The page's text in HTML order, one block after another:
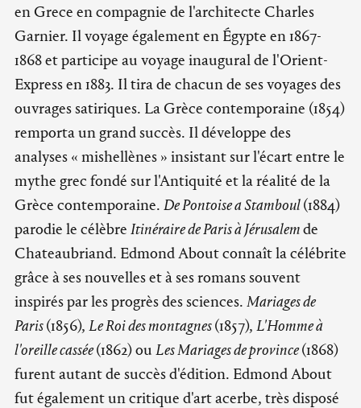
en Grece en compagnie de l'architecte Charles
Garnier. Il voyage également en Égypte en 1867-
1868 et participe au voyage inaugural de l'Orient-
Express en 1883. Il tira de chacun de ses voyages des
ouvrages satiriques. La Grèce contemporaine (1854)
remporta un grand succès. Il développe des
analyses « mishellènes » insistant sur l'écart entre le
mythe grec fondé sur l'Antiquité et la réalité de la
Grèce contemporaine. De Pontoise a Stamboul(1884)
parodie le célèbre Itinéraire de Paris à Jérusalemde
Chateaubriand. Edmond About connaît la célébrite
grâce à ses nouvelles et à ses romans souvent
inspirés par les progrès des sciences. Mariages de
Paris(1856), Le Roi des montagnes(1857), L'Homme à
l'oreille cassée(1862) ou Les Mariages de province(1868)
furent autant de succès d'édition. Edmond About
fut également un critique d'art acerbe, très disposé